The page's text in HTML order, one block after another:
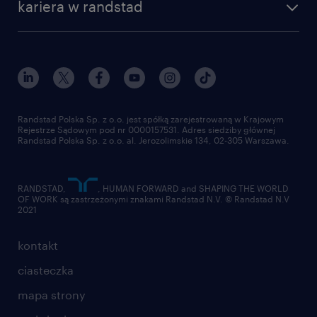
dla mediów
dla dostawców
kariera w randstad
nasz świat
pracuj w randstad
złóż CV
kontakt
ciasteczka
mapa strony
Randstad Polska Sp. z o.o. jest spółką zarejestrowaną w Krajowym
Rejestrze Sądowym pod nr 0000157531. Adres siedziby głównej
Randstad Polska Sp. z o.o. al. Jerozolimskie 134, 02-305 Warszawa.
RANDSTAD,
, HUMAN FORWARD and SHAPING THE WORLD
OF WORK są zastrzeżonymi znakami Randstad N.V. © Randstad N.V
2021